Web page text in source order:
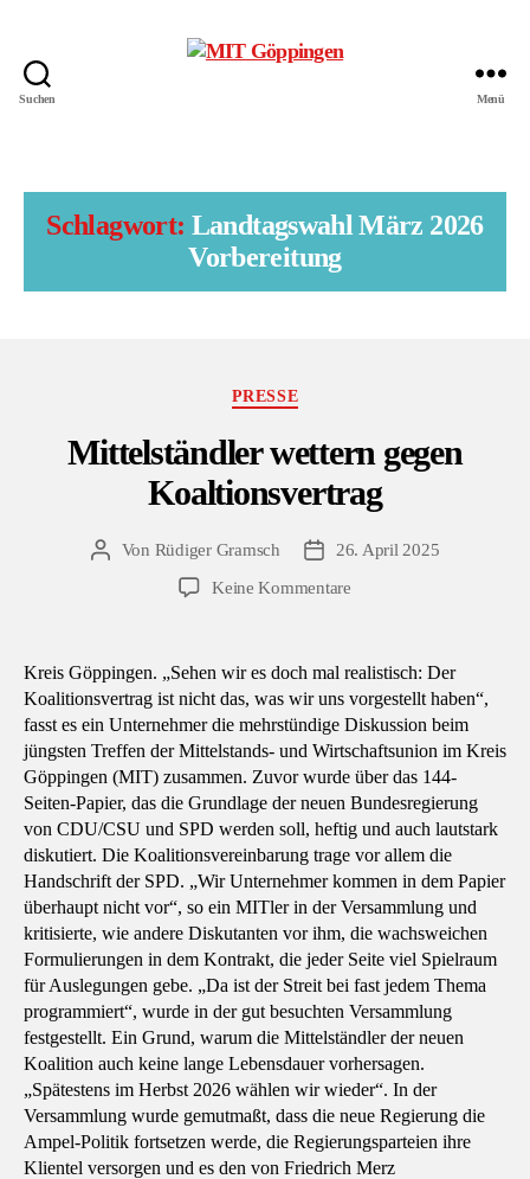
Suchen Menü
Schlagwort: Landtagswahl März 2026
Vorbereitung
Kategorien
PRESSE
Mittelständler wettern gegen
Koaltionsvertrag
Beitragsautor
Von Rüdiger Gramsch Veröffentlichungsdatum
26. April 2025
Keine Kommentarezu
gegen
Koaltionsvertrag
Kreis Göppingen. „Sehen wir es doch mal realistisch: Der
Koalitionsvertrag ist nicht das, was wir uns vorgestellt haben“,
fasst es ein Unternehmer die mehrstündige Diskussion beim
jüngsten Treffen der Mittelstands- und Wirtschaftsunion im Kreis
Göppingen (MIT) zusammen. Zuvor wurde über das 144-
Seiten-Papier, das die Grundlage der neuen Bundesregierung
von CDU/CSU und SPD werden soll, heftig und auch lautstark
diskutiert. Die Koalitionsvereinbarung trage vor allem die
Handschrift der SPD. „Wir Unternehmer kommen in dem Papier
überhaupt nicht vor“, so ein MITler in der Versammlung und
kritisierte, wie andere Diskutanten vor ihm, die wachsweichen
Formulierungen in dem Kontrakt, die jeder Seite viel Spielraum
für Auslegungen gebe. „Da ist der Streit bei fast jedem Thema
programmiert“, wurde in der gut besuchten Versammlung
festgestellt. Ein Grund, warum die Mittelständler der neuen
Koalition auch keine lange Lebensdauer vorhersagen.
„Spätestens im Herbst 2026 wählen wir wieder“. In der
Versammlung wurde gemutmaßt, dass die neue Regierung die
Ampel-Politik fortsetzen werde, die Regierungsparteien ihre
Klientel versorgen und es den von Friedrich Merz